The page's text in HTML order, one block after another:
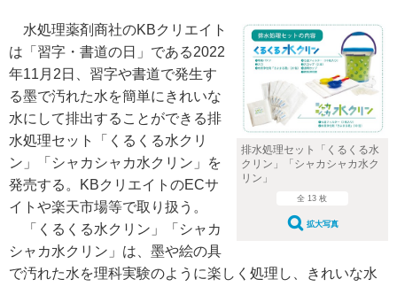
排水処理セット「くるくる水
クリン」「シャカシャカ水ク
リン」
全 13 枚
拡大写真
水処理薬剤商社のKBクリエイト
は「習字・書道の日」である2022
年11月2日、習字や書道で発生す
る墨で汚れた水を簡単にきれいな
水にして排出することができる排
水処理セット「くるくる水クリ
ン」「シャカシャカ水クリン」を
発売する。KBクリエイトのECサ
イトや楽天市場等で取り扱う。
「くるくる水クリン」「シャカ
シャカ水クリン」は、墨や絵の具
で汚れた水を理科実験のように楽しく処理し、きれいな水